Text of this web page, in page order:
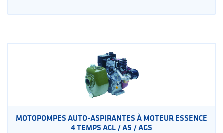
MOTOPOMPES AUTO-ASPIRANTES À MOTEUR ESSENCE
4 TEMPS AGL / AS / AGS